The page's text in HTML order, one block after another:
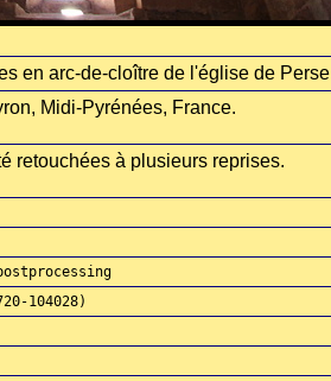
en arc-de-cloître de l'église de Perse
Midi-Pyrénées, France.
retouchées à plusieurs reprises.
104028)